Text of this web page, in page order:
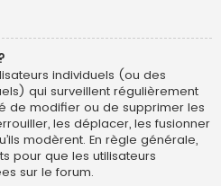
individuels (ou des
qui surveillent régulièrement
de modifier ou de supprimer les
les déplacer, les fusionner
modèrent. En règle générale,
pour que les utilisateurs
sur le forum.